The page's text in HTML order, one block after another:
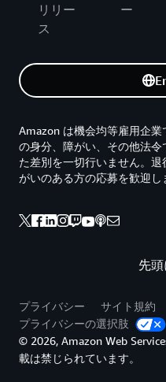
リリー
ス
ー
先
Amazon は機会均等雇用企
の身分、障がい、その他法
た差別を一切行いません。
がいのある方の応募を歓迎し
プライバシー
サイト規約
プライバシーの選択肢
© 2026, Amazon Web
載は禁じられています。